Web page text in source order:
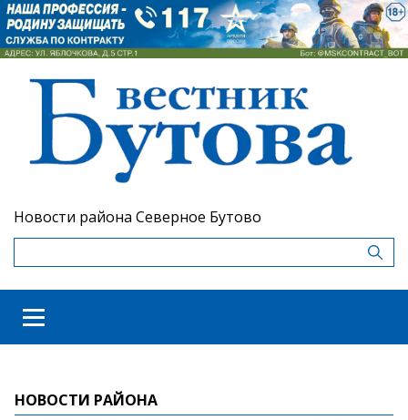
Новости района Северное Бутово
НОВОСТИ РАЙОНА